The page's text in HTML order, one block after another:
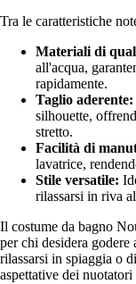
Tra le caratteristiche
Materiali di
all'acqua,
rapidamente.
Taglio aderente:
silhouette,
stretto.
Facilità di
lavatrice,
Stile versatile:
rilassarsi in riva
Il costume da bagno
per chi desidera
rilassarsi in spiaggia o
aspettative dei